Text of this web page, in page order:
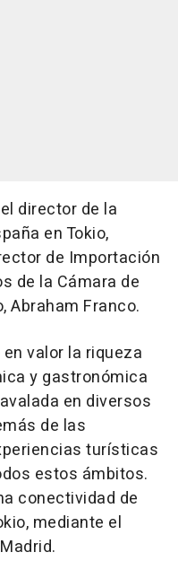
director de la
en Tokio,
de Importación
de la Cámara de
Abraham Franco.
valor la riqueza
y gastronómica
en diversos
de las
turísticas
estos ámbitos.
conectividad de
mediante el